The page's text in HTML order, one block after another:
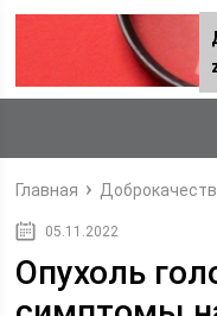
Главная
05.11.2022
Опухоль